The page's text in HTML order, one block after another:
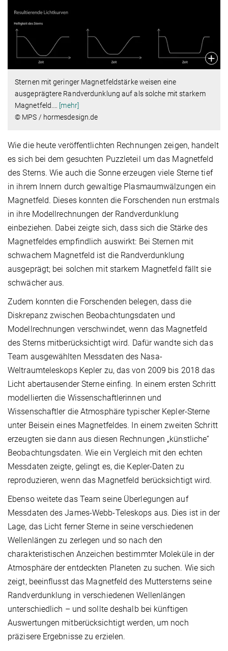
Sternen mit geringer Magnetfeldstärke weisen eine
ausgeprägtere Randverdunklung auf als solche mit starkem
Magnetfeld.
[mehr]
© MPS / hormesdesign.de
Wie die heute veröffentlichten Rechnungen zeigen, handelt
es sich bei dem gesuchten Puzzleteil um das Magnetfeld
des Sterns. Wie auch die Sonne erzeugen viele Sterne tief
in ihrem Innern durch gewaltige Plasmaumwälzungen ein
Magnetfeld. Dieses konnten die Forschenden nun erstmals
in ihre Modellrechnungen der Randverdunklung
einbeziehen. Dabei zeigte sich, dass sich die Stärke des
Magnetfeldes empfindlich auswirkt: Bei Sternen mit
schwachem Magnetfeld ist die Randverdunklung
ausgeprägt; bei solchen mit starkem Magnetfeld fällt sie
schwächer aus.
Zudem konnten die Forschenden belegen, dass die
Diskrepanz zwischen Beobachtungsdaten und
Modellrechnungen verschwindet, wenn das Magnetfeld
des Sterns mitberücksichtigt wird. Dafür wandte sich das
Team ausgewählten Messdaten des Nasa-
Weltraumteleskops Kepler zu, das von 2009 bis 2018 das
Licht abertausender Sterne einfing. In einem ersten Schritt
modellierten die Wissenschaftlerinnen und
Wissenschaftler die Atmosphäre typischer Kepler-Sterne
unter Beisein eines Magnetfeldes. In einem zweiten Schritt
erzeugten sie dann aus diesen Rechnungen „künstliche“
Beobachtungsdaten. Wie ein Vergleich mit den echten
Messdaten zeigte, gelingt es, die Kepler-Daten zu
reproduzieren, wenn das Magnetfeld berücksichtigt wird.
Ebenso weitete das Team seine Überlegungen auf
Messdaten des James-Webb-Teleskops aus. Dies ist in der
Lage, das Licht ferner Sterne in seine verschiedenen
Wellenlängen zu zerlegen und so nach den
charakteristischen Anzeichen bestimmter Moleküle in der
Atmosphäre der entdeckten Planeten zu suchen. Wie sich
zeigt, beeinflusst das Magnetfeld des Muttersterns seine
Randverdunklung in verschiedenen Wellenlängen
unterschiedlich – und sollte deshalb bei künftigen
Auswertungen mitberücksichtigt werden, um noch
präzisere Ergebnisse zu erzielen.